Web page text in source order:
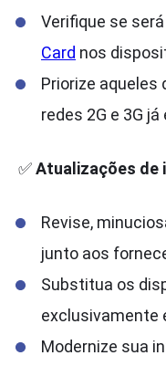
Verifique se
Card nos
Priorize aqueles
redes 2G e 3G
✅Atualizações de
Revise,
junto aos
Substitua os
exclusivamente
Modernize sua